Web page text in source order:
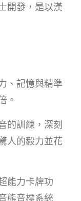
開發，是以漢
、記憶與精準
。
的訓練，深刻
人的毅力並花
能力卡牌功
熊音標系統